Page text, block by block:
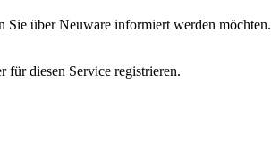
Sie über Neuware informiert werden möchten.
für diesen Service registrieren.